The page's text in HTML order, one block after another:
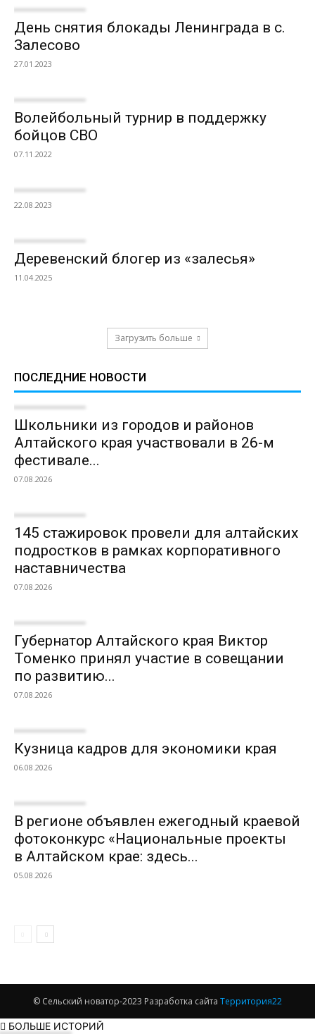
День снятия блокады Ленинграда в с.
Залесово
27.01.2023
Волейбольный турнир в поддержку
бойцов СВО
07.11.2022
22.08.2023
Деревенский блогер из «залесья»
11.04.2025
Загрузить больше
ПОСЛЕДНИЕ НОВОСТИ
Школьники из городов и районов
Алтайского края участвовали в 26-м
фестивале...
07.08.2026
145 стажировок провели для алтайских
подростков в рамках корпоративного
наставничества
07.08.2026
Губернатор Алтайского края Виктор
Томенко принял участие в совещании
по развитию...
07.08.2026
Кузница кадров для экономики края
06.08.2026
В регионе объявлен ежегодный краевой
фотоконкурс «Национальные проекты
в Алтайском крае: здесь...
05.08.2026
© Сельский новатор-2023 Разработка сайта Территория22
БОЛЬШЕ ИСТОРИЙ